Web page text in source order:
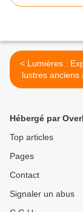
< Lumières : Exposition de
lustres anciens
Vouland en
Hébergé par
Top articles
Pages
Contact
Signaler un abus